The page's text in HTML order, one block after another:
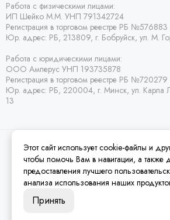
Работа с физическими лицами:
ИП Шейко М.М. УНП 791342724
Регистрация в торговом реестре РБ №576883
Юр. адрес: РБ, 213809, г. Бобруйск, ул. М.
Работа с юридическими лицами:
ООО Амперус УНП 193735878
Регистрация в торговом реестре РБ №720279
Юр. адрес: РБ, 220004, г. Минск, ул. Карла
13
2026 © Amperus Радиодетали Минск | купить в
Беларуси.Карта сайта
Этот сайт использует cookie-файлы и
чтобы помочь Вам в навигации, а также
предоставления лучшего
анализа использования наших
Принять